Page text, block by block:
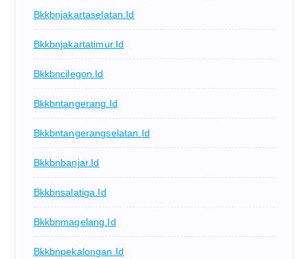
Bkkbnjakartaselatan.id
Bkkbnjakartatimur.id
Bkkbncilegon.id
Bkkbntangerang.id
Bkkbntangerangselatan.id
Bkkbnbanjar.id
Bkkbnsalatiga.id
Bkkbnmagelang.id
Bkkbnpekalongan.id